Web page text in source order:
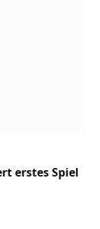
erstes Spiel